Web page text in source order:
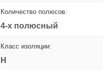
Количество полюсов:
4-х полюсный
Класс изоляции:
H